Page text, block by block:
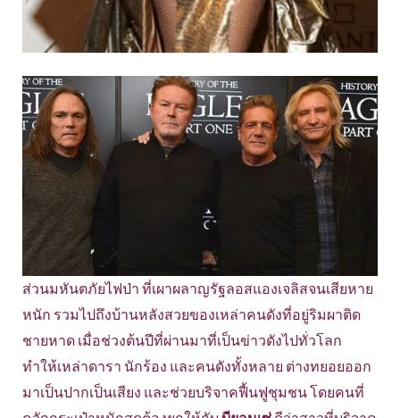
ส่วนมหันตภัยไฟป่า ที่เผาผลาญรัฐลอสแองเจลิสจนเสียหาย
หนัก รวมไปถึงบ้านหลังสวยของเหล่าคนดังที่อยู่ริมผาติด
ชายหาด เมื่อช่วงต้นปีที่ผ่านมาที่เป็นข่าวดังไปทั่วโลก
ทำให้เหล่าดารา นักร้อง และคนดังทั้งหลาย ต่างทยอยออก
มาเป็นปากเป็นเสียง และช่วยบริจาคฟื้นฟูชุมชน โดยคนที่